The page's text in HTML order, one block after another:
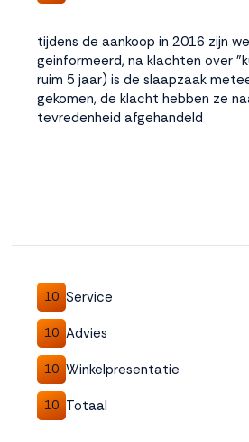
tijdens de aankoop in 2016 zijn
geinformeerd, na klachten over
ruim 5 jaar) is de slaapzaak
gekomen, de klacht hebben ze
tevredenheid afgehandeld
10 Service
10 Advies
10 Winkelpresentatie
10 Totaal